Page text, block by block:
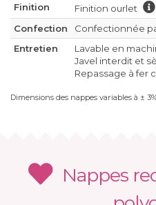
Finition
Finition ourlet
Confection
Confectionnée
Entretien
Lavable en
Javel interdit et
Repassage à fer
Dimensions des nappes variables à ±
Nappes